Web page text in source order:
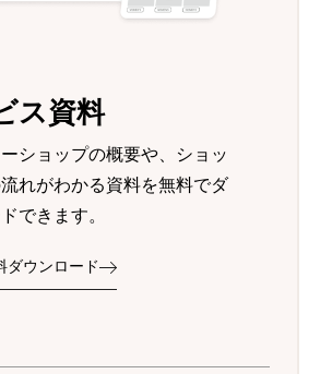
ス資料
ショップの概要や、ショッ
れがわかる資料を無料でダ
できます。
ダウンロード